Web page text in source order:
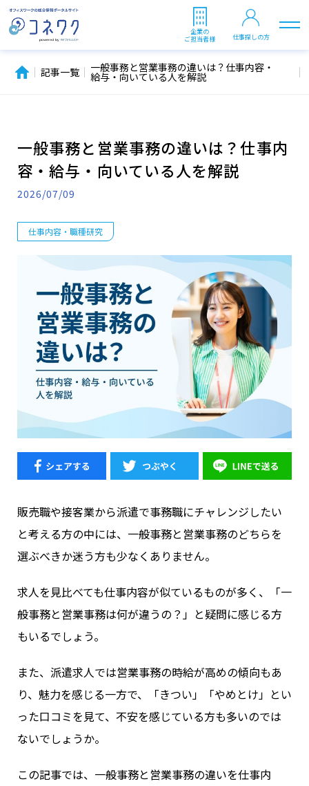
企業の
ご担当者様
仕事探しの方
記事一覧 一般事務と営業事務の違いは？仕事内容・
給与・向いている人を解説
一般事務と営業事務の違いは？仕事内
容・給与・向いている人を解説
2026/07/09
仕事内容・職種研究
販売職や接客業から派遣で事務職にチャレンジしたい
と考える方の中には、一般事務と営業事務のどちらを
選ぶべきか迷う方も少なくありません。
求人を見比べても仕事内容が似ているものが多く、「一
般事務と営業事務は何が違うの？」と疑問に感じる方
もいるでしょう。
また、派遣求人では営業事務の時給が高めの傾向もあ
り、魅力を感じる一方で、「きつい」「やめとけ」とい
った口コミを見て、不安を感じている方も多いのでは
ないでしょうか。
この記事では、一般事務と営業事務の違いを仕事内